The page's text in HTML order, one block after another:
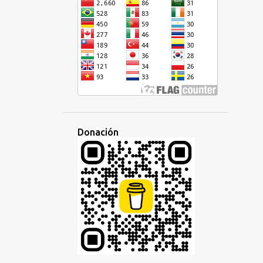
COMUNICACION COMUNICACIÓN
COMUNICACION INTERPERSONAL
COMUNIDAD CONCURSO
CONFERENCIA CONGO
CONSEJOS
CRIOLLO
CULTURA CURSIVA CV
DEMOCRÁTICA DESAFIO
DESARROLLO DESAYUNO
DESCENDIENTE DIARIA DIBUJOS
DINERO DISCURSO DISCUSIÓN
DISPARIDAD DIVERTIDO
Donación